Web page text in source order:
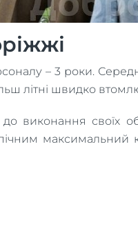
– 3 роки.
літні швидко
своїх
максимальний